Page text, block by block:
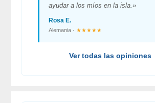
ayudar a los míos en la isla.»
Rosa E.
Alemania · ★★★★★
Ver todas las opiniones